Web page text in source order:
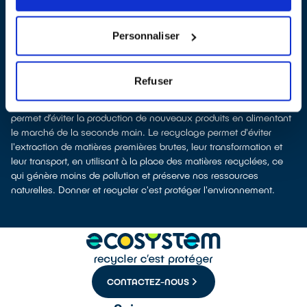
Personnaliser
Refuser
Les points de collecte de Buc, partenaires d'ecosystem, nous
remettent ensuite les équipements collectés afin que nous
procédions à leur dépollution et leur recyclage.
Recycler c’est protéger la santé, l'environnement et les
La fabrication d’appareils électriques neufs est génératrice de
pollution et consommatrice de ressources naturelles. Le don
permet d’éviter la production de nouveaux produits en alimentant
le marché de la seconde main. Le recyclage permet d'éviter
l'extraction de matières premières brutes, leur transformation et
leur transport, en utilisant à la place des matières recyclées, ce
qui génère moins de pollution et préserve nos ressources
naturelles. Donner et recycler c'est protéger l'environnement.
CONTACTEZ-NOUS